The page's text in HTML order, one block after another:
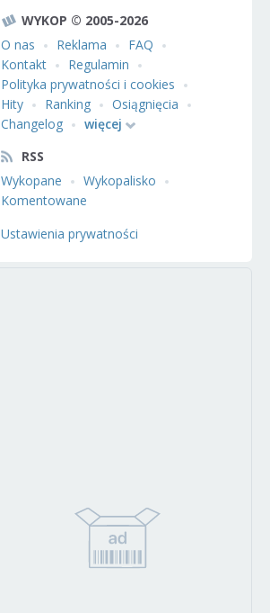
WYKOP © 2005-2026
O nas
Reklama
FAQ
Kontakt
Regulamin
Polityka prywatności i cookies
Hity
Ranking
Osiągnięcia
Changelog
więcej
RSS
Wykopane
Wykopalisko
Komentowane
Ustawienia prywatności